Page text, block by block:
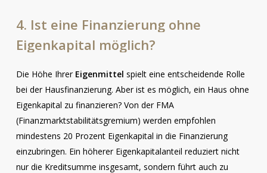
4. Ist eine Finanzierung ohne
Eigenkapital möglich?
Die Höhe Ihrer Eigenmittel spielt eine entscheidende Rolle
bei der Hausfinanzierung. Aber ist es möglich, ein Haus ohne
Eigenkapital zu finanzieren? Von der FMA
(Finanzmarktstabilitätsgremium) werden empfohlen
mindestens 20 Prozent Eigenkapital in die Finanzierung
einzubringen. Ein höherer Eigenkapitalanteil reduziert nicht
nur die Kreditsumme insgesamt, sondern führt auch zu